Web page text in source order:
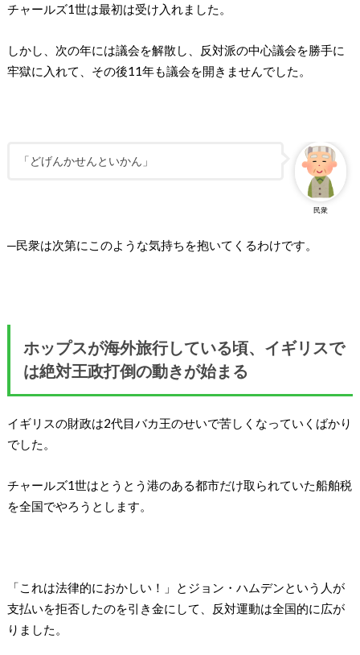
チャールズ1世は最初は受け入れました。
しかし、次の年には議会を解散し、反対派の中心議会を勝手に
牢獄に入れて、その後11年も議会を開きませんでした。
民衆
「どげんかせんといかん」
─民衆は次第にこのような気持ちを抱いてくるわけです。
ホップスが海外旅行している頃、イギリスで
は絶対王政打倒の動きが始まる
イギリスの財政は2代目バカ王のせいで苦しくなっていくばかり
でした。
チャールズ1世はとうとう港のある都市だけ取られていた船舶税
を全国でやろうとします。
「これは法律的におかしい！」とジョン・ハムデンという人が
支払いを拒否したのを引き金にして、反対運動は全国的に広が
りました。